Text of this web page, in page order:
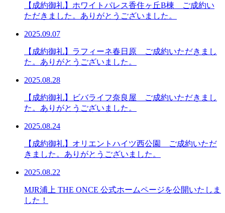
【成約御礼】ホワイトパレス香住ヶ丘B棟 ご成約い
ただきました。ありがとうございました。
2025.09.07
【成約御礼】ラフィーネ春日原 ご成約いただきまし
た。ありがとうございました。
2025.08.28
【成約御礼】ビバライフ奈良屋 ご成約いただきまし
た。ありがとうございました。
2025.08.24
【成約御礼】オリエントハイツ西公園 ご成約いただ
きました。ありがとうございました。
2025.08.22
MJR浦上 THE ONCE 公式ホームページを公開いたしま
した！